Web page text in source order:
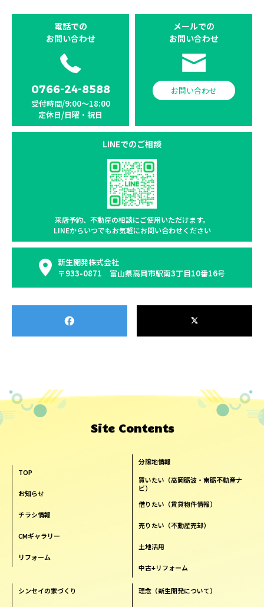
電話での
お問い合わせ
0766-24-8588
受付時間/9:00〜18:00
定休日/日曜・祝日
メールでの
お問い合わせ
お問い合わせ
LINEでのご相談
来店予約、不動産の相談にご使用いただけます。
LINEからいつでもお気軽にお問い合わせください
新生開発株式会社
〒933-0871 富山県高岡市駅南3丁目10番16号
Site Contents
TOP
お知らせ
チラシ情報
CMギャラリー
リフォーム
分譲地情報
買いたい（高岡砺波・南砺不動産ナ
ビ）
借りたい（賃貸物件情報）
売りたい（不動産売却）
土地活用
中古+リフォーム
シンセイの家づくり 理念（新生開発について）